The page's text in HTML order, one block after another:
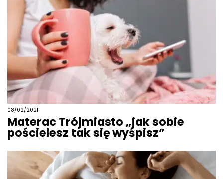
08/02/2021
Materac Trójmiasto „jak sobie
pościelesz tak się wyśpisz”